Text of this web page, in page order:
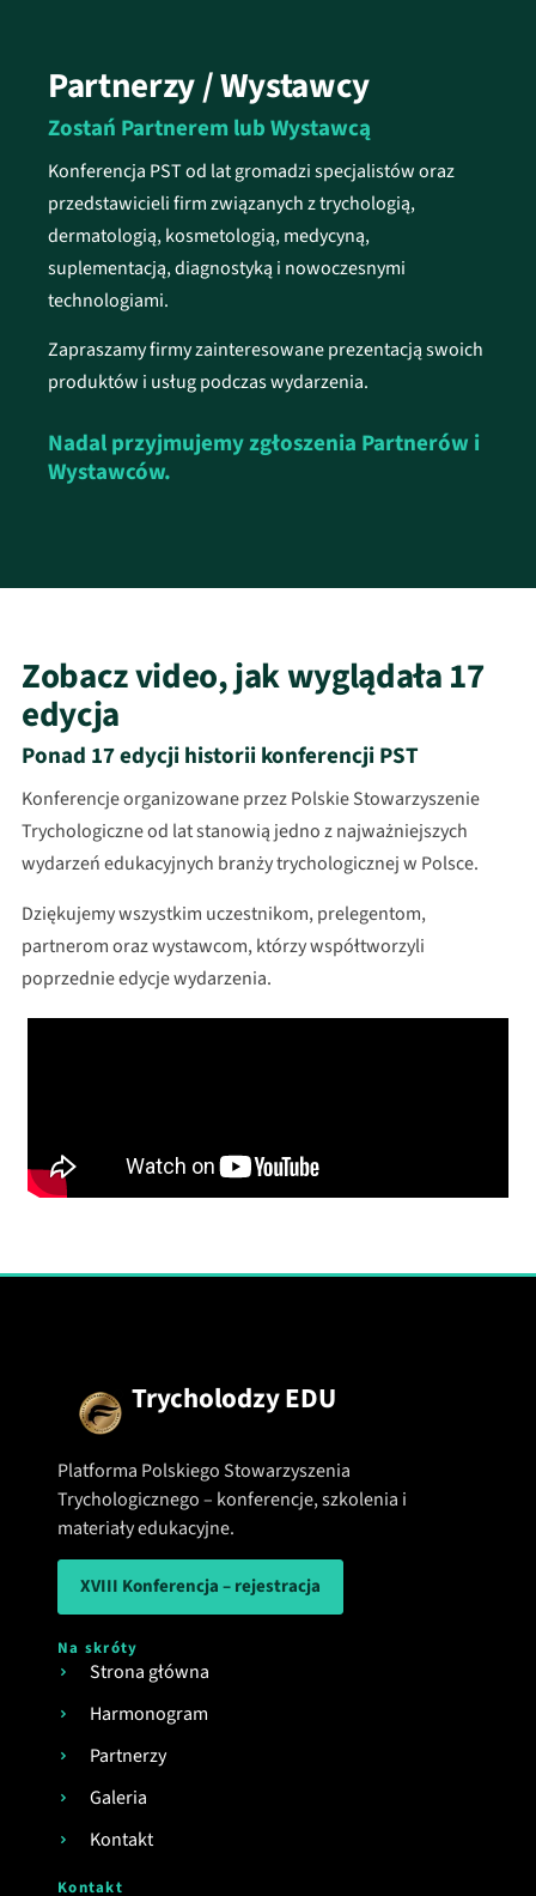
Partnerzy / Wystawcy
Zostań Partnerem lub Wystawcą
Konferencja PST od lat gromadzi specjalistów oraz
przedstawicieli firm związanych z trychologią,
dermatologią, kosmetologią, medycyną,
suplementacją, diagnostyką i nowoczesnymi
technologiami.
Zapraszamy firmy zainteresowane prezentacją swoich
produktów i usług podczas wydarzenia.
Nadal przyjmujemy zgłoszenia Partnerów i
Wystawców.
Zobacz video, jak wyglądała 17
edycja
Ponad 17 edycji historii konferencji PST
Konferencje organizowane przez Polskie Stowarzyszenie
Trychologiczne od lat stanowią jedno z najważniejszych
wydarzeń edukacyjnych branży trychologicznej w Polsce.
Dziękujemy wszystkim uczestnikom, prelegentom,
partnerom oraz wystawcom, którzy współtworzyli
poprzednie edycje wydarzenia.
Trycholodzy EDU
Platforma Polskiego Stowarzyszenia
Trychologicznego – konferencje, szkolenia i
materiały edukacyjne.
XVIII Konferencja – rejestracja
Na skróty
Strona główna
Harmonogram
Partnerzy
Galeria
Kontakt
Kontakt